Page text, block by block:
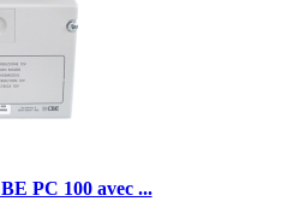
PC 100 avec ...